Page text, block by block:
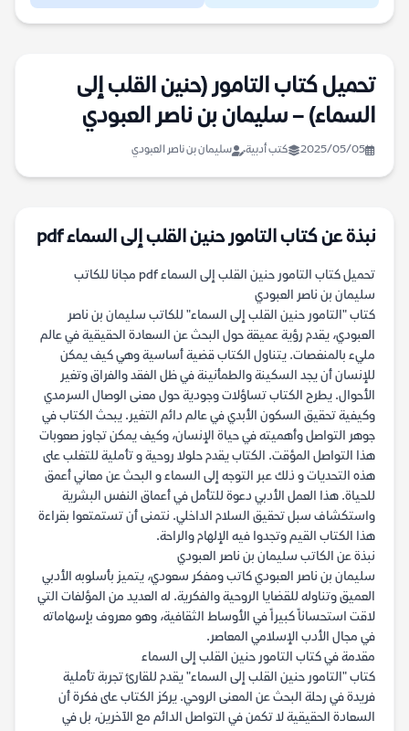
تحميل كتاب التامور (حنين القلب إلى
السماء) – سليمان بن ناصر العبودي
2025/05/05 كتب أدبية سليمان بن ناصر العبودي
نبذة عن كتاب التامور حنين القلب إلى السماء pdf
تحميل كتاب التامور حنين القلب إلى السماء pdf مجانا للكاتب
سليمان بن ناصر العبودي
كتاب "التامور حنين القلب إلى السماء" للكاتب سليمان بن ناصر
العبودي، يقدم رؤية عميقة حول البحث عن السعادة الحقيقية في عالم
مليء بالمنغصات. يتناول الكتاب قضية أساسية وهي كيف يمكن
للإنسان أن يجد السكينة والطمأنينة في ظل الفقد والفراق وتغير
الأحوال. يطرح الكتاب تساؤلات وجودية حول معنى الوصال السرمدي
وكيفية تحقيق السكون الأبدي في عالم دائم التغير. يبحث الكتاب في
جوهر التواصل وأهميته في حياة الإنسان، وكيف يمكن تجاوز صعوبات
هذا التواصل المؤقت. الكتاب يقدم حلولا روحية و تأملية للتغلب على
هذه التحديات و ذلك عبر التوجه إلى السماء و البحث عن معاني أعمق
للحياة. هذا العمل الأدبي دعوة للتأمل في أعماق النفس البشرية
واستكشاف سبل تحقيق السلام الداخلي. نتمنى أن تستمتعوا بقراءة
هذا الكتاب القيم وتجدوا فيه الإلهام والراحة.
نبذة عن الكاتب سليمان بن ناصر العبودي
سليمان بن ناصر العبودي كاتب ومفكر سعودي، يتميز بأسلوبه الأدبي
العميق وتناوله للقضايا الروحية والفكرية. له العديد من المؤلفات التي
لاقت استحساناً كبيراً في الأوساط الثقافية، وهو معروف بإسهاماته
في مجال الأدب الإسلامي المعاصر.
مقدمة في كتاب التامور حنين القلب إلى السماء
كتاب "التامور حنين القلب إلى السماء" يقدم للقارئ تجربة تأملية
فريدة في رحلة البحث عن المعنى الروحي. يركز الكتاب على فكرة أن
السعادة الحقيقية لا تكمن في التواصل الدائم مع الآخرين، بل في